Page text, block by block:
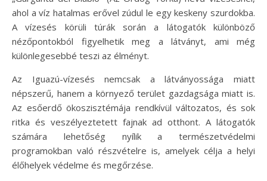
ahol a víz hatalmas erővel zúdul le egy keskeny szurdokba.
A vízesés körüli túrák során a látogatók különböző
nézőpontokból figyelhetik meg a látványt, ami még
különlegesebbé teszi az élményt.
Az Iguazú-vízesés nemcsak a látványossága miatt
népszerű, hanem a környező terület gazdagsága miatt is.
Az esőerdő ökoszisztémája rendkívül változatos, és sok
ritka és veszélyeztetett fajnak ad otthont. A látogatók
számára lehetőség nyílik a természetvédelmi
programokban való részvételre is, amelyek célja a helyi
élőhelyek védelme és megőrzése.